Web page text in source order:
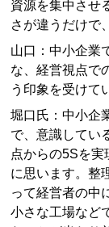
資源を集中させ
さが違うだけで
山口：中小企業
な、経営視点で
う印象を受けて
堀口氏：中小企
で、意識してい
点からの5Sを実
に思います。整
って経営者の中
小さな工場など